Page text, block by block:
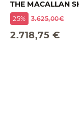
THE MACALLAN
25% 3.625,00€
2.718,75 €